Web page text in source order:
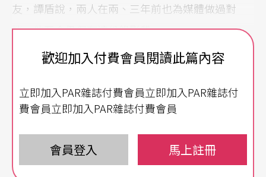
友，譚盾說，兩人在兩、三年前也為媒體做過對
談，他至今仍保存這份錄影帶。
這兩位東、西方當代重要的作曲家，都以所謂的前
衛作曲家崛起，作品橫跨音樂與劇場，近年都接手
大型的歌劇創作，對談起來，十分契合，菲利普和
音樂和劇場的發展，菲利普泡茶待客，但由於菲利
普行程緊湊，當天晚上還要出席募款餐會，我們只
歡迎加入付費會員閱讀此篇內容
立即加入PAR雜誌付費會員立即加入PAR雜誌付
費會員立即加入PAR雜誌付費會員
會員登入 馬上註冊